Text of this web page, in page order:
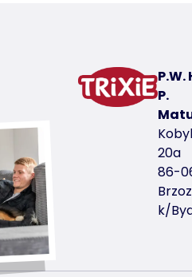
P.W.
P.
20a
86-
k/